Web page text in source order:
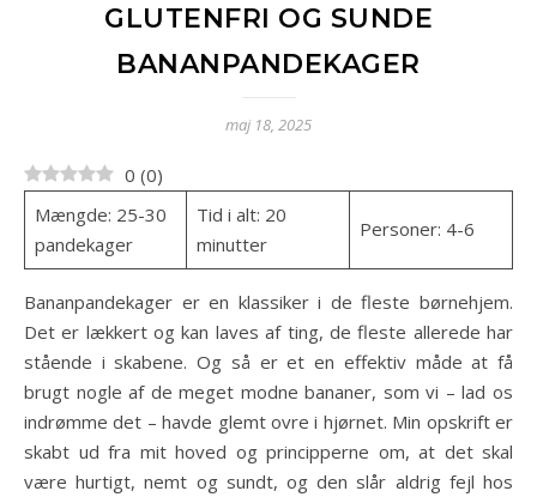
GLUTENFRI OG SUNDE
BANANPANDEKAGER
maj 18, 2025
0 (0)
Mængde: 25-30
pandekager
Tid i alt: 20
minutter
Personer: 4-6
Bananpandekager er en klassiker i de fleste børnehjem.
Det er lækkert og kan laves af ting, de fleste allerede har
stående i skabene. Og så er et en effektiv måde at få
brugt nogle af de meget modne bananer, som vi – lad os
indrømme det – havde glemt ovre i hjørnet. Min opskrift er
skabt ud fra mit hoved og principperne om, at det skal
være hurtigt, nemt og sundt, og den slår aldrig fejl hos